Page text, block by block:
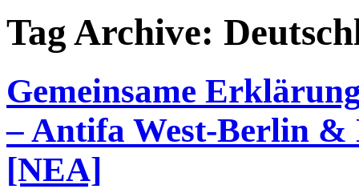
Tag Archive:
Gemeinsame
– Antifa West-Berlin &
[NEA]